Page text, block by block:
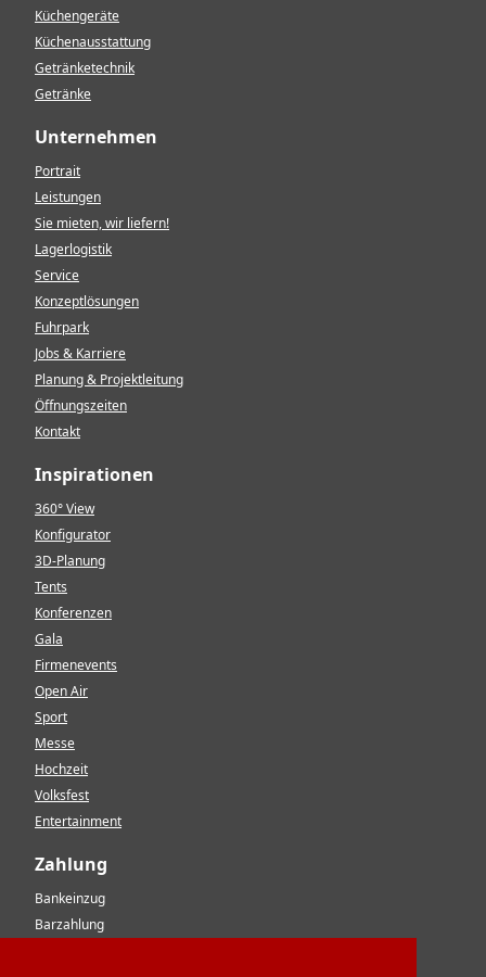
Küchengeräte
Küchenausstattung
Getränketechnik
Getränke
Unternehmen
Portrait
Leistungen
Sie mieten, wir liefern!
Lagerlogistik
Service
Konzeptlösungen
Fuhrpark
Jobs & Karriere
Planung & Projektleitung
Öffnungszeiten
Kontakt
Inspirationen
360° View
Konfigurator
3D-Planung
Tents
Konferenzen
Gala
Firmenevents
Open Air
Sport
Messe
Hochzeit
Volksfest
Entertainment
Zahlung
Bankeinzug
Barzahlung